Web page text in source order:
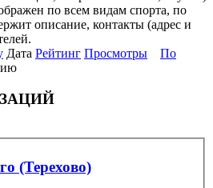
по всем видам спорта, по
описание, контакты (адрес и
Дата Рейтинг Просмотры
По
(Терехово)